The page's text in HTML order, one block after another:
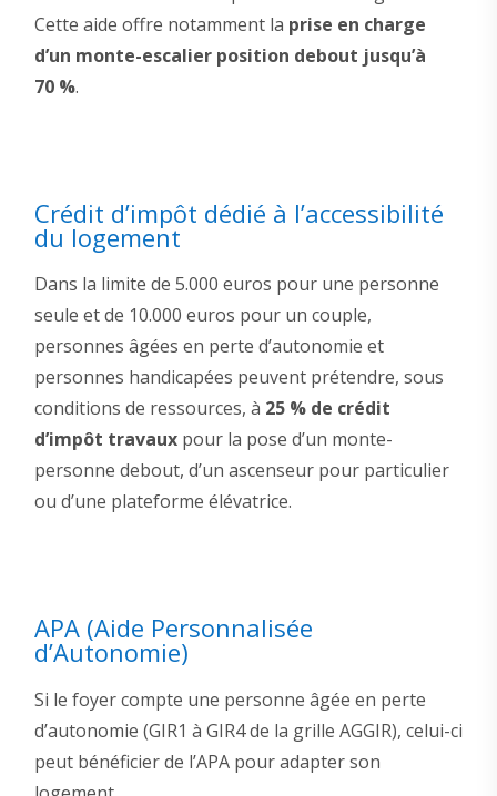
Cette aide offre notamment la prise en charge
d’un monte-escalier position debout jusqu’à
70 %.
Crédit d’impôt dédié à l’accessibilité
du logement
Dans la limite de 5.000 euros pour une personne
seule et de 10.000 euros pour un couple,
personnes âgées en perte d’autonomie et
personnes handicapées peuvent prétendre, sous
conditions de ressources, à 25 % de crédit
d’impôt travauxpour la pose d’un monte-
personne debout, d’un ascenseur pour particulier
ou d’une plateforme élévatrice.
APA (Aide Personnalisée
d’Autonomie)
Si le foyer compte une personne âgée en perte
d’autonomie (GIR1 à GIR4 de la grille AGGIR), celui-ci
peut bénéficier de l’APA pour adapter son